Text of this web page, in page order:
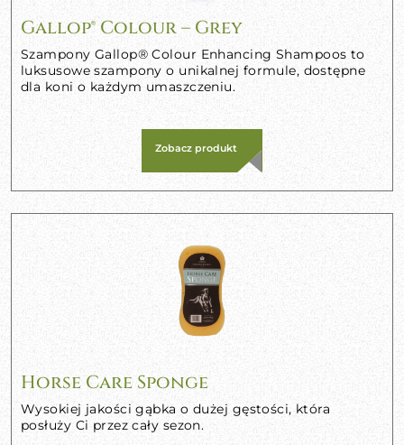
Gallop® Colour – Grey
Szampony Gallop® Colour Enhancing Shampoos to
luksusowe szampony o unikalnej formule, dostępne
dla koni o każdym umaszczeniu.
Zobacz produkt
Horse Care Sponge
Wysokiej jakości gąbka o dużej gęstości, która
posłuży Ci przez cały sezon.